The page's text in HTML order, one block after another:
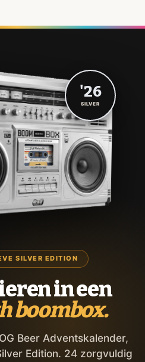
SILVER EDITION
in een
boombox.
Beer Adventskalender,
Edition. 24 zorgvuldig
'26
SILVER